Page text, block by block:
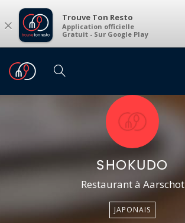
× Trouve Ton Resto
Application officielle
Gratuit - Sur Google Play
SHOKUDO
Restaurant à Aarschot
JAPONAIS